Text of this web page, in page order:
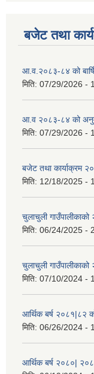
बजेट तथा
आ.व.२०८३-८४ को
मिति: 07/29/2026 -
आ.व २०८३-८४ को
मिति: 07/29/2026 -
बजेट तथा कार्याक्रम
मिति: 12/18/2025 -
चुलाचुली
मिति: 06/24/2025 -
चुलाचुली
मिति: 07/10/2024 -
आर्थिक बर्ष २०८१|८२
मिति: 06/26/2024 -
आर्थिक बर्ष २०८०|